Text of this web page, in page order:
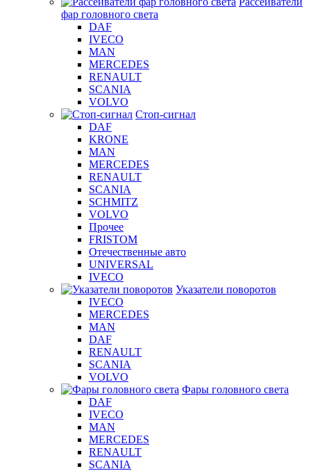
фар головного света
DAF
IVECO
MAN
MERCEDES
RENAULT
SCANIA
VOLVO
Стоп-сигнал
DAF
KRONE
MAN
MERCEDES
RENAULT
SCANIA
SCHMITZ
VOLVO
Прочее
FRISTOM
Отечественные авто
UNIVERSAL
IVECO
Указатели поворотов
IVECO
MERCEDES
MAN
DAF
RENAULT
SCANIA
VOLVO
Фары головного света
DAF
IVECO
MAN
MERCEDES
RENAULT
SCANIA